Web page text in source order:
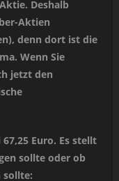
Deshalb
Aktien
denn dort ist die
Wenn Sie
jetzt den
Euro. Es stellt
sollte oder ob
sollte: